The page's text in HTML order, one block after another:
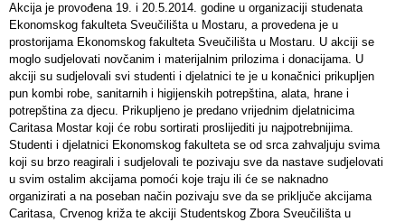
Akcija je provođena 19. i 20.5.2014. godine u organizaciji studenata
Ekonomskog fakulteta Sveučilišta u Mostaru, a provedena je u
prostorijama Ekonomskog fakulteta Sveučilišta u Mostaru. U akciji se
moglo sudjelovati novčanim i materijalnim prilozima i donacijama. U
akciji su sudjelovali svi studenti i djelatnici te je u konačnici prikupljen
pun kombi robe, sanitarnih i higijenskih potrepština, alata, hrane i
potrepština za djecu. Prikupljeno je predano vrijednim djelatnicima
Caritasa Mostar koji će robu sortirati proslijediti ju najpotrebnijima.
Studenti i djelatnici Ekonomskog fakulteta se od srca zahvaljuju svima
koji su brzo reagirali i sudjelovali te pozivaju sve da nastave sudjelovati
u svim ostalim akcijama pomoći koje traju ili će se naknadno
organizirati a na poseban način pozivaju sve da se priključe akcijama
Caritasa, Crvenog križa te akciji Studentskog Zbora Sveučilišta u